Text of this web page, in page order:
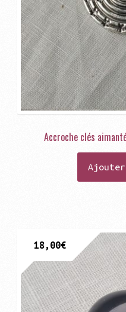
Accroche clés
18,00€